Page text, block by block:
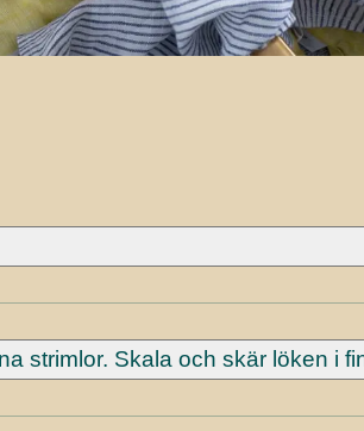
strimlor. Skala och skär löken i